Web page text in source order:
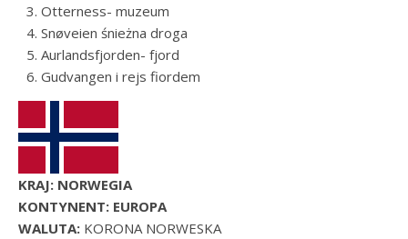
Otterness- muzeum
Snøveien śnieżna droga
Aurlandsfjorden- fjord
Gudvangen i rejs fiordem
KRAJ: NORWEGIA
KONTYNENT: EUROPA
WALUTA: KORONA NORWESKA